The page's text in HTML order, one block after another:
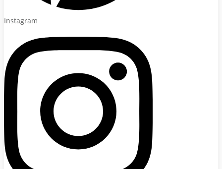
Instagram